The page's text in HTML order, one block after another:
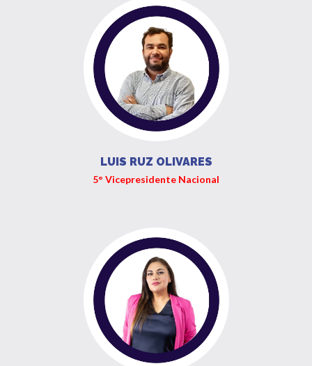
LUIS RUZ OLIVARES
5° Vicepresidente Nacional